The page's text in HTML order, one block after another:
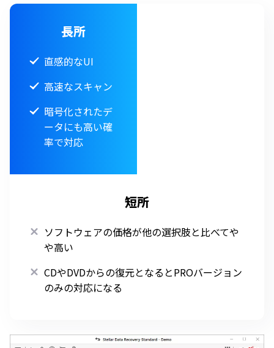
長所
直感的なUI
高速なスキャン
暗号化されたデ
ータにも高い確
率で対応
短所
ソフトウェアの価格が他の選択肢と比べてや
や高い
CDやDVDからの復元となるとPROバージョン
のみの対応になる